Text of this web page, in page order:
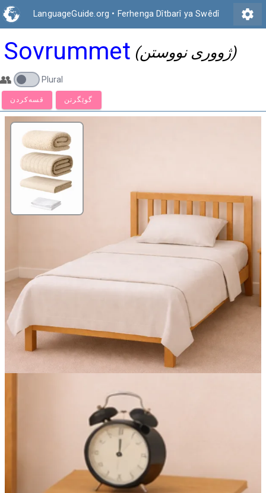
LanguageGuide.org • Ferhenga Dîtbarî ya Swêdî settings
Sovrummet (ژووری نووستن)
👥 Plural
قسەكردن گوێگرتن